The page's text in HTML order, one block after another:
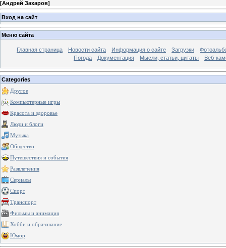
[Андрей Захаров]
Вход на сайт
Меню сайта
Главная страница Новости сайта Информация о сайте Загрузки
Погода
Документация Мысли, статьи, цитаты Веб-
Categories
Другое
Компьютерные игры
Красота и здоровье
Люди и блоги
Музыка
Общество
Путешествия и события
Развлечения
Сериалы
Спорт
Транспорт
Фильмы и анимация
Хобби и образование
Юмор